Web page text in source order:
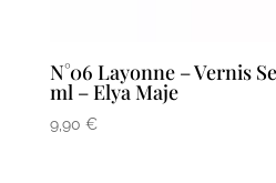
N°06 Layonne – Vernis
ml – Elya Maje
9,90 €